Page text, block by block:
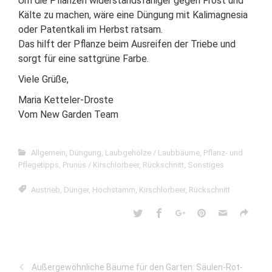
Kälte zu machen, wäre eine Düngung mit Kalimagnesia
oder Patentkali im Herbst ratsam.
Das hilft der Pflanze beim Ausreifen der Triebe und
sorgt für eine sattgrüne Farbe.
Viele Grüße,
Maria Ketteler-Droste
Vom New Garden Team
Allgemein, Düngung, Laubgehölze / Laubbäume, Pflanz- und
Pflegetipps, Prunus / Kirschlorbeer, Rückschnitt, Sonstiges
Austrieb, Dünger, Hochstamm, Kirschlorbeer, Rückschnitt
Außergewöhnliche Bäume für den Garten: Säulen-Rot-